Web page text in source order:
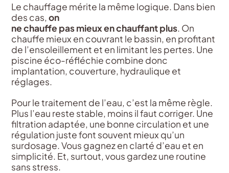
Le chauffage mérite la même logique. Dans bien
des cas,on
ne chauffe pas mieux en chauffant plus. On
chauffe mieux en couvrant le bassin, en profitant
de l’ensoleillement et en limitant les pertes. Une
piscine éco-réfléchie combine donc
implantation, couverture, hydraulique et
réglages.
Pour le traitement de l’eau, c’est la même règle.
Plus l’eau reste stable, moins il faut corriger. Une
filtration adaptée, une bonne circulation et une
régulation juste font souvent mieux qu’un
surdosage. Vous gagnez en clarté d’eau et en
simplicité. Et, surtout, vous gardez une routine
sans stress.